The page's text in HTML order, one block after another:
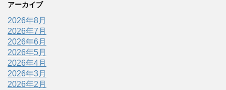
アーカイブ
2026年8月
2026年7月
2026年6月
2026年5月
2026年4月
2026年3月
2026年2月